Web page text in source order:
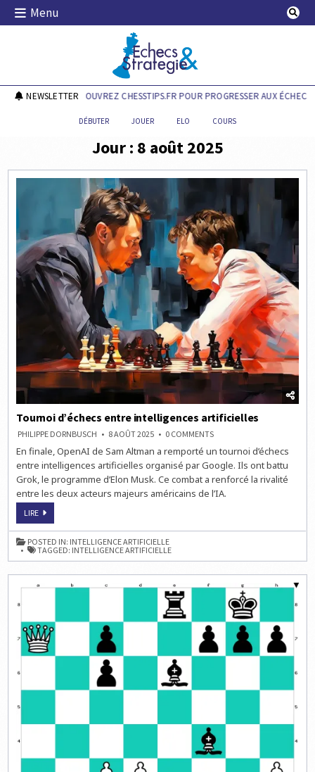
Skip
Menu
Echecs & Stratégie
NEWSLETTERDÉCOUVREZ CHESSTIPS.FR POUR PROGRESSER AUX ÉCHECS !
DÉBUTER JOUER ELO COURS
Jour : 8 août 2025
Tournoi d’échecs entre intelligences artificielles
PHILIPPE DORNBUSCH 8 AOÛT 2025 0 COMMENTSON
D’ÉCHECS
INTELLIGENCES
ARTIFICIELLES
En finale, OpenAI de Sam Altman a remporté un tournoi d’échecs
entre intelligences artificielles organisé par Google. Ils ont battu
Grok, le programme d’Elon Musk. Ce combat a renforcé la rivalité
entre les deux acteurs majeurs américains de l’IA.
LIRETOURNOI
ENTRE
INTELLIGENCES
ARTIFICIELLES
POSTED IN: INTELLIGENCE ARTIFICIELLE
TAGGED: INTELLIGENCE ARTIFICIELLE